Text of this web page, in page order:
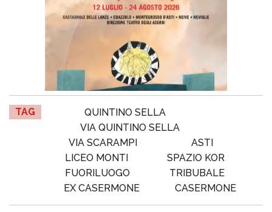
TAG
QUINTINO SELLA
VIA QUINTINO SELLA
VIA SCARAMPI
ASTI
LICEO MONTI
SPAZIO KOR
FUORILUOGO
TRIBUBALE
EX CASERMONE
CASERMONE